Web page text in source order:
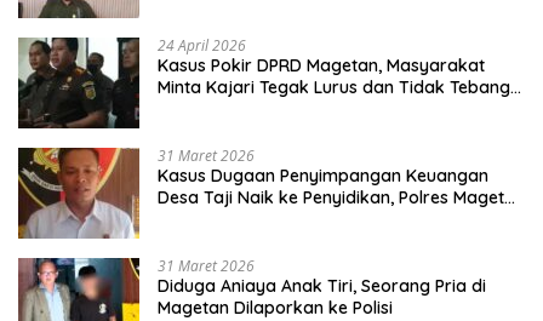
24 April 2026
Kasus Pokir DPRD Magetan, Masyarakat
Minta Kajari Tegak Lurus dan Tidak Tebang
31 Maret 2026
Kasus Dugaan Penyimpangan Keuangan
Desa Taji Naik ke Penyidikan, Polres Magetan
31 Maret 2026
Diduga Aniaya Anak Tiri, Seorang Pria di
Magetan Dilaporkan ke Polisi